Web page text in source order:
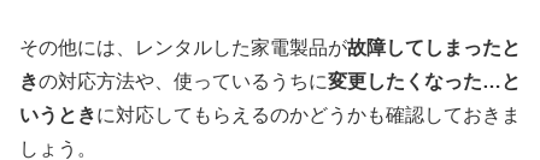
その他には、レンタルした家電製品が故障してしまったと
きの対応方法や、使っているうちに変更したくなった…と
いうときに対応してもらえるのかどうかも確認しておきま
しょう。